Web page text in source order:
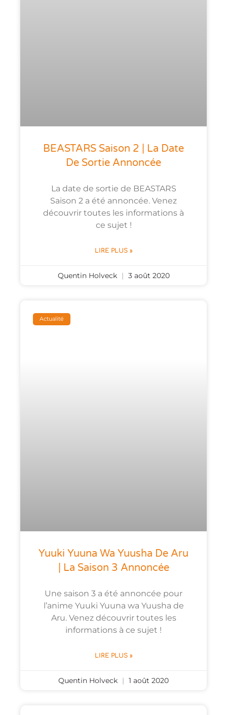
BEASTARS Saison 2 | La Date
De Sortie Annoncée
La date de sortie de BEASTARS
Saison 2 a été annoncée. Venez
découvrir toutes les informations à
ce sujet !
LIRE PLUS »
Quentin Holveck 3 août 2020
Actualité
Yuuki Yuuna Wa Yuusha De Aru
| La Saison 3 Annoncée
Une saison 3 a été annoncée pour
l’anime Yuuki Yuuna wa Yuusha de
Aru. Venez découvrir toutes les
informations à ce sujet !
LIRE PLUS »
Quentin Holveck 1 août 2020